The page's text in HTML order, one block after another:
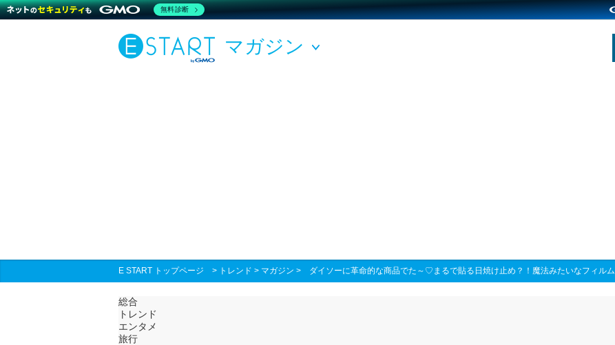
マガジン
E START トップページ > トレンド > マガジン > ダイソーに革命的な商品でた～♡まるで貼る日焼け止め？！魔法みたいなフィルム
総合
トレンド
エンタメ
旅行
無料診断